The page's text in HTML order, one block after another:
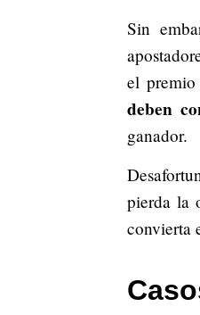
Sin
el premio
deben
ganador.
pierda la
convierta